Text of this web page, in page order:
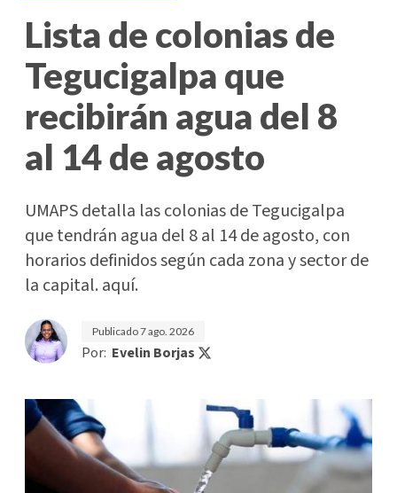
Lista de colonias de
Tegucigalpa que
recibirán agua del 8
al 14 de agosto
UMAPS detalla las colonias de Tegucigalpa
que tendrán agua del 8 al 14 de agosto, con
horarios definidos según cada zona y sector de
la capital. aquí.
Publicado7 ago. 2026
Por: Evelin Borjas